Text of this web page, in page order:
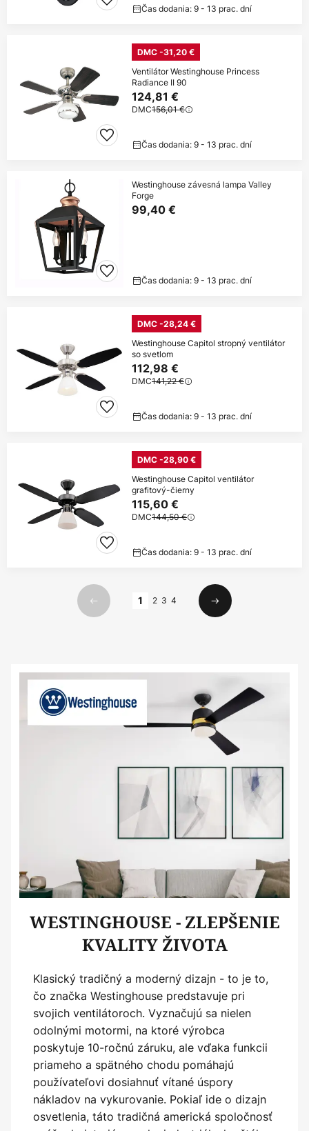
Čas dodania: 9 - 13 prac. dní
DMC -31,20 €
Ventilátor Westinghouse Princess
Radiance II 90
124,81 €
DMC156,01 €
Čas dodania: 9 - 13 prac. dní
Westinghouse závesná lampa Valley
Forge
99,40 €
Čas dodania: 9 - 13 prac. dní
DMC -28,24 €
Westinghouse Capitol stropný ventilátor
so svetlom
112,98 €
DMC141,22 €
Čas dodania: 9 - 13 prac. dní
DMC -28,90 €
Westinghouse Capitol ventilátor
grafitový-čierny
115,60 €
DMC144,50 €
Čas dodania: 9 - 13 prac. dní
Predchádzajúci
1 2 3 4
Ďalší
WESTINGHOUSE - ZLEPŠENIE
KVALITY ŽIVOTA
Klasický tradičný a moderný dizajn - to je to,
čo značka Westinghouse predstavuje pri
svojich ventilátoroch. Vyznačujú sa nielen
odolnými motormi, na ktoré výrobca
poskytuje 10-ročnú záruku, ale vďaka funkcii
priameho a spätného chodu pomáhajú
používateľovi dosiahnuť vítané úspory
nákladov na vykurovanie. Pokiaľ ide o dizajn
osvetlenia, táto tradičná americká spoločnosť